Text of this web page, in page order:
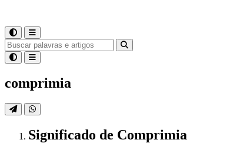
comprimia
Significado de Comprimia